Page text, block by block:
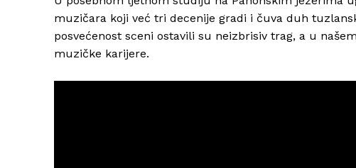
muzičara koji već tri decenije gradi i čuva duh
posvećenost sceni ostavili su neizbrisiv trag, a u
muzičke karijere.